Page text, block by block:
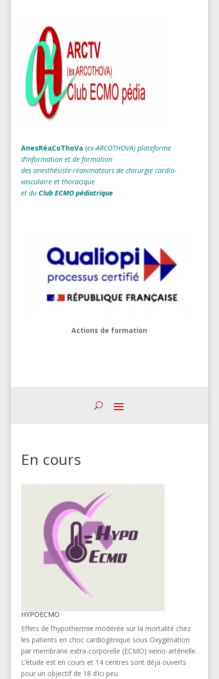
AnesRéaCoThoVa (ex-ARCOTHOVA) plateforme
d’information et de formation
des anesthésiste-réanimateurs de chirurgie cardio-
vasculaire et thoracique
et du Club ECMO pédiatrique
Actions de formation
En cours
HYPOECMO
Effets de l’hypothermie modérée sur la mortalité chez
les patients en choc cardiogénique sous Oxygénation
par membrane extra-corporelle (ECMO) veino-artérielle.
L’étude est en cours et 14 centres sont déjà ouverts
pour un objectif de 18 d’ici peu.